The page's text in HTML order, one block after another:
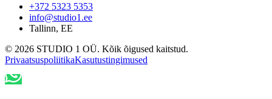
+372 5323 5353
info@studio1.ee
Tallinn, EE
© 2026 STUDIO 1 OÜ. Kõik õigused kaitstud.
PrivaatsuspoliitikaKasutustingimused